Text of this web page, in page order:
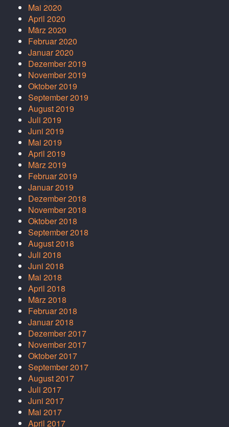
Mai 2020
April 2020
März 2020
Februar 2020
Januar 2020
Dezember 2019
November 2019
Oktober 2019
September 2019
August 2019
Juli 2019
Juni 2019
Mai 2019
April 2019
März 2019
Februar 2019
Januar 2019
Dezember 2018
November 2018
Oktober 2018
September 2018
August 2018
Juli 2018
Juni 2018
Mai 2018
April 2018
März 2018
Februar 2018
Januar 2018
Dezember 2017
November 2017
Oktober 2017
September 2017
August 2017
Juli 2017
Juni 2017
Mai 2017
April 2017